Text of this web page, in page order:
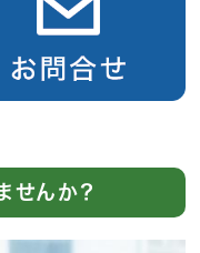
せんか？